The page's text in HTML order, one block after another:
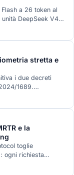
a 26 token al
DeepSeek V4
di contesto. Gli
e 273 GB/s, e le
stretta e
i due decreti
1689.
autorizzazione
al rinvio del digital
e la
toglie
ogni richiesta
balancer come un